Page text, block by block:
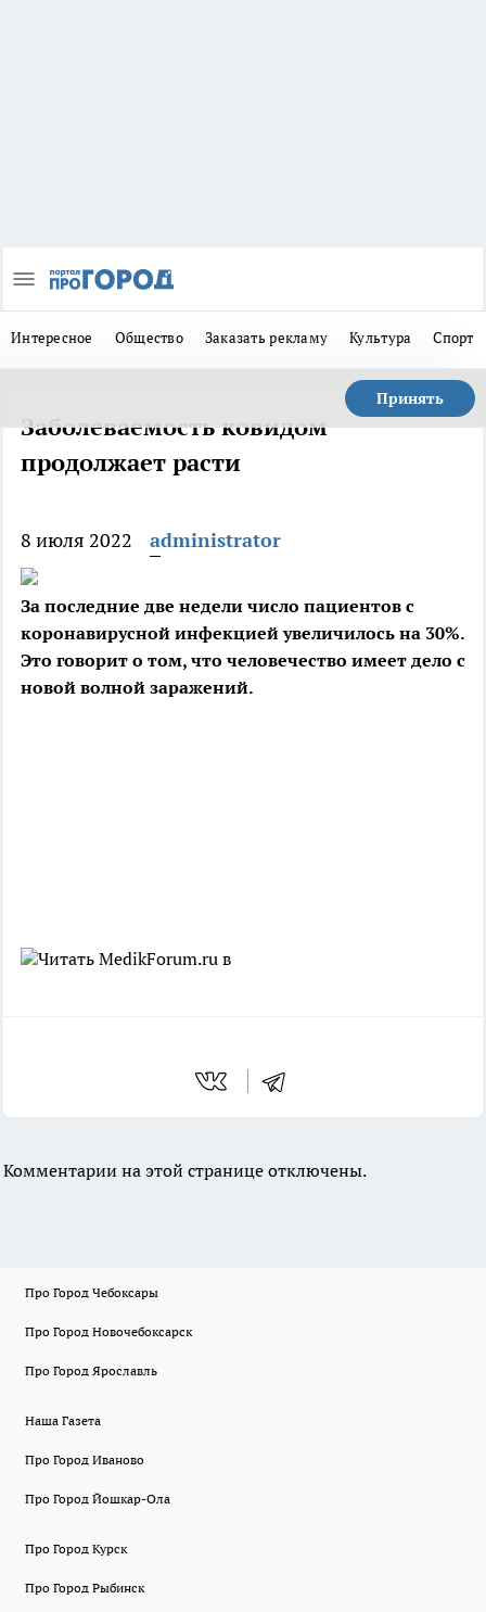
Интересное Общество Заказать рекламу Культура Спорт
Принять
Заболеваемость ковидом
продолжает расти
8 июля 2022 administrator
За последние две недели число пациентов с
коронавирусной инфекцией увеличилось на 30%.
Это говорит о том, что человечество имеет дело с
новой волной заражений.
Читать MedikForum.ru в
Комментарии на этой странице отключены.
Про Город Чебоксары
Про Город Новочебоксарск
Про Город Ярославль
Наша Газета
Про Город Иваново
Про Город Йошкар-Ола
Про Город Курск
Про Город Рыбинск